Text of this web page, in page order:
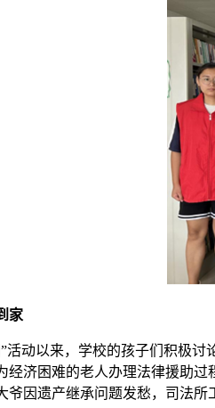
家
活动以来，学校的孩子们积极
经济困难的老人办理法律援助
爷因遗产继承问题发愁，司法